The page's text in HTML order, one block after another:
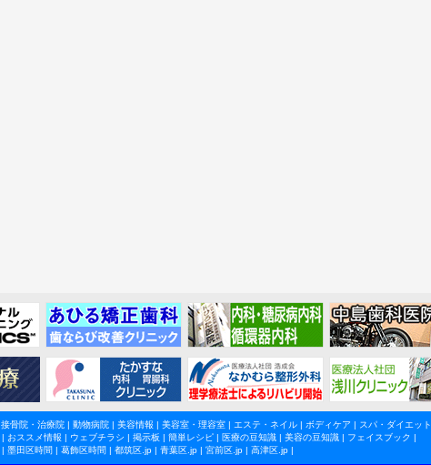
接骨院・治療院| 動物病院| 美容情報 | 美容室・理容室| エステ・ネイル| ボディケア | スパ・ダイエット
| おススメ情報 | ウェブチラシ | 掲示板 | 簡単レシピ| 医療の豆知識| 美容の豆知識| フェイスブック |
| 墨田区時間 | 葛飾区時間 | 都筑区.jp | 青葉区.jp | 宮前区.jp | 高津区.jp |